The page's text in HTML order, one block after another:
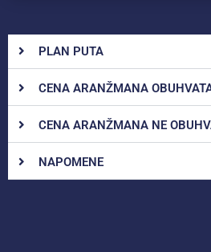
PLAN PUTA
CENA ARANŽMANA
CENA ARANŽMANA NE
NAPOMENE